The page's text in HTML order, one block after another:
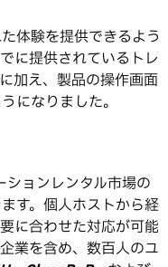
体験を提供できるよう
に提供されているトレ
加え、製品の操作画面
になりました。
ョンレンタル市場の
す。個人ホストから経
に合わせた対応が可能
業を含め、数百人のユ